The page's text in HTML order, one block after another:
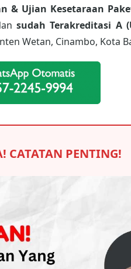
& Ujian Kesetaraan
sudah Terakreditasi A
Wetan, Cinambo, Kota
CATATAN PENTING!